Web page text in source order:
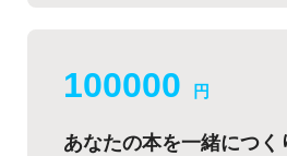
100000 円
あなたの本を一緒につく